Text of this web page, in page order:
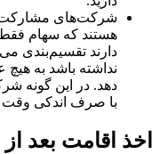
شرکت‌های
هستند که سهام
دارند تقسیم‌بندی
نداشته باشد به
با صرف اندکی وقت
اخذ اقامت بعد